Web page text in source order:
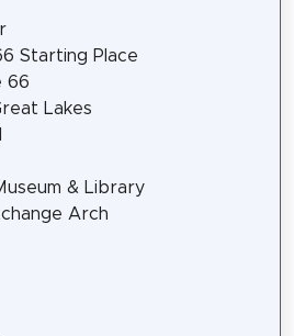
Starting Place
66
Lakes
& Library
Arch